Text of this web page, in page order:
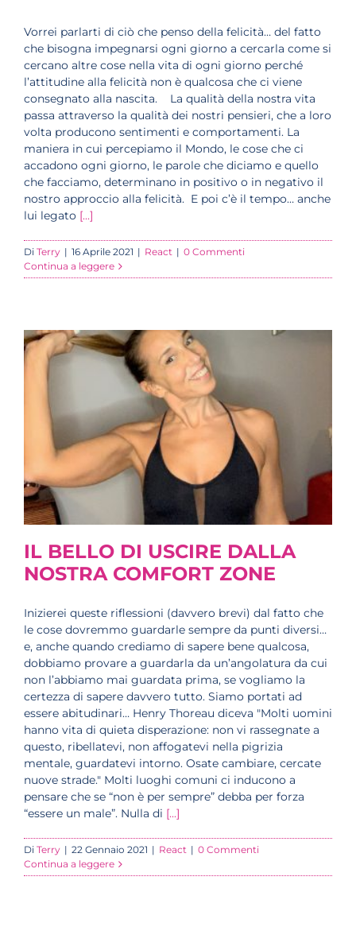
Vorrei parlarti di ciò che penso della felicità… del fatto
che bisogna impegnarsi ogni giorno a cercarla come si
cercano altre cose nella vita di ogni giorno perché
l’attitudine alla felicità non è qualcosa che ci viene
consegnato alla nascita. La qualità della nostra vita
passa attraverso la qualità dei nostri pensieri, che a loro
volta producono sentimenti e comportamenti. La
maniera in cui percepiamo il Mondo, le cose che ci
accadono ogni giorno, le parole che diciamo e quello
che facciamo, determinano in positivo o in negativo il
nostro approccio alla felicità. E poi c’è il tempo… anche
lui legato [...]
Di Terry | 16 Aprile 2021 | React | 0 Commenti
Continua a leggere
IL BELLO DI USCIRE DALLA
NOSTRA COMFORT ZONE
Inizierei queste riflessioni (davvero brevi) dal fatto che
le cose dovremmo guardarle sempre da punti diversi…
e, anche quando crediamo di sapere bene qualcosa,
dobbiamo provare a guardarla da un’angolatura da cui
non l’abbiamo mai guardata prima, se vogliamo la
certezza di sapere davvero tutto. Siamo portati ad
essere abitudinari… Henry Thoreau diceva "Molti uomini
hanno vita di quieta disperazione: non vi rassegnate a
questo, ribellatevi, non affogatevi nella pigrizia
mentale, guardatevi intorno. Osate cambiare, cercate
nuove strade." Molti luoghi comuni ci inducono a
pensare che se “non è per sempre” debba per forza
“essere un male”. Nulla di [...]
Di Terry | 22 Gennaio 2021 | React | 0 Commenti
Continua a leggere